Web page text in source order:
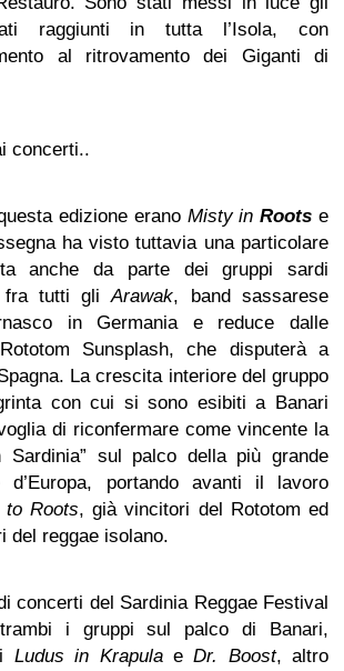
raggiunti in tutta l’Isola, con
al ritrovamento dei Giganti di
concerti..
edizione erano Misty inRoots e
ha visto tuttavia una particolare
anche da parte dei gruppi sardi
fra tutti gliArawak, band sassarese
in Germania e reduce dalle
Sunsplash, che disputerà a
La crescita interiore del gruppo
con cui si sono esibiti a Banari
di riconfermare come vincente la
Sardinia” sul palco della più grande
d’Europa, portando avanti il lavoro
to Roots, già vincitori del Rototom ed
del reggae isolano.
concerti del Sardinia Reggae Festival
i gruppi sul palco di Banari,
Ludus in KrapulaeDr. Boost, altro